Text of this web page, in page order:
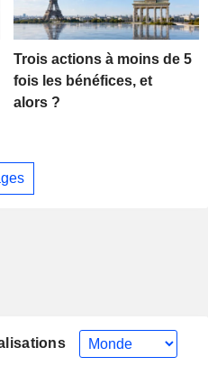
Trois actions à moins de 5
fois les bénéfices, et
alors ?